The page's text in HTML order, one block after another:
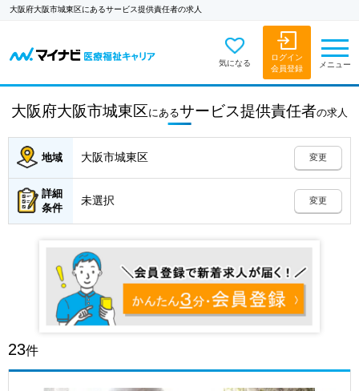
大阪府大阪市城東区にあるサービス提供責任者の求人
気になる
ログイン
会員登録
メニュー
大阪府大阪市城東区にあるサービス提供責任者の求人
地域 大阪市城東区 変更
詳細
条件
未選択 変更
23件